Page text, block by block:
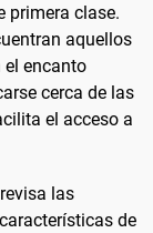
primera clase.
aquellos
encanto
cerca de las
el acceso a
las
de